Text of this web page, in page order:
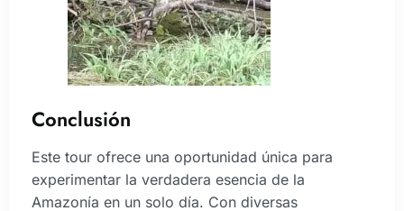
Conclusión
Este tour ofrece una oportunidad única para
experimentar la verdadera esencia de la
Amazonía en un solo día. Con diversas